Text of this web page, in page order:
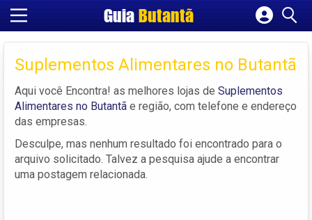
GuiaButantã
Cadastrar empresa
Criar conta
Suplementos Alimentares no Butantã
Aqui você Encontra! as melhores lojas de Suplementos
Alimentares no Butantã e região, com telefone e endereço
das empresas.
Desculpe, mas nenhum resultado foi encontrado para o
arquivo solicitado. Talvez a pesquisa ajude a encontrar
uma postagem relacionada.